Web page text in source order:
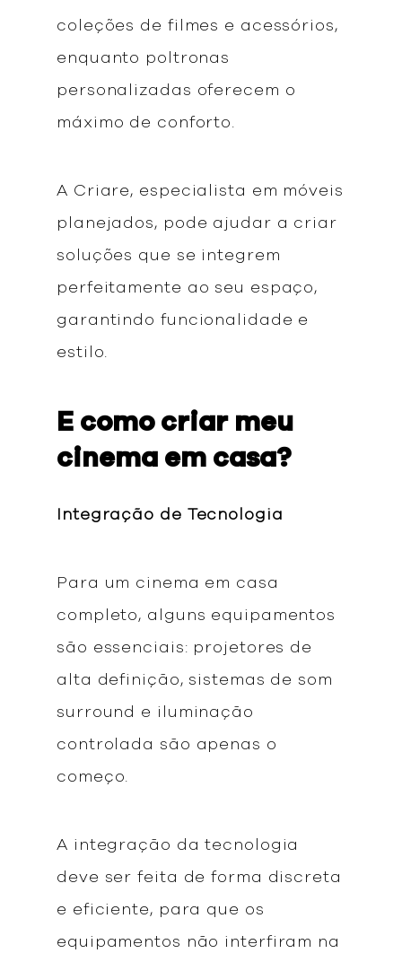
coleções de filmes e acessórios,
enquanto poltronas
personalizadas oferecem o
máximo de conforto.
A Criare, especialista em móveis
planejados, pode ajudar a criar
soluções que se integrem
perfeitamente ao seu espaço,
garantindo funcionalidade e
estilo.
E como criar meu
cinema em casa?
Integração de Tecnologia
Para um cinema em casa
completo, alguns equipamentos
são essenciais: projetores de
alta definição, sistemas de som
surround e iluminação
controlada são apenas o
começo.
A integração da tecnologia
deve ser feita de forma discreta
e eficiente, para que os
equipamentos não interfiram na